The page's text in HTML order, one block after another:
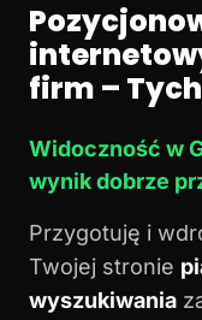
firm –
Widoczność w
wynik dobrze
Przygotuję i
Twojej stronie
wyszukiwania